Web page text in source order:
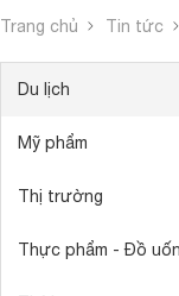
Trang chủ Tin tức
Du lịch
Mỹ phẩm
Thị trường
Thực phẩm - Đồ